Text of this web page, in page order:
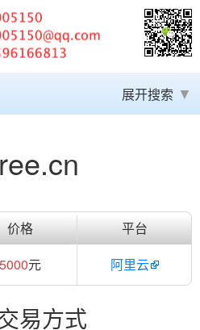
展开搜索
价格
平台
5000元 阿里云
易方式